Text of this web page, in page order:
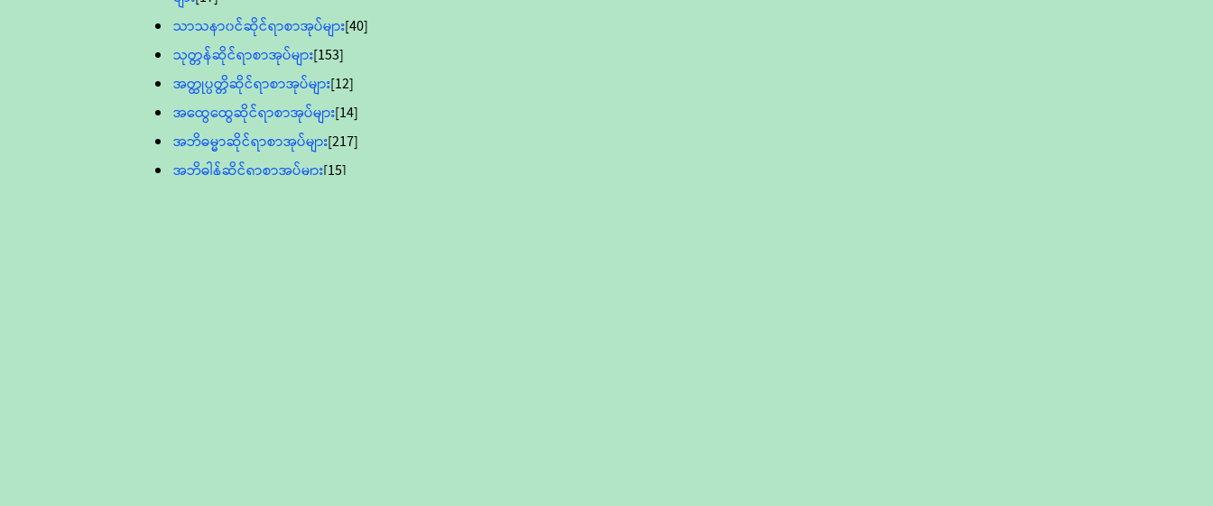
သာသနာ၀င်ဆိုင်ရာစာအုပ်များ[40]
သုတ္တန်ဆိုင်ရာစာအုပ်များ[153]
အတ္ထုပ္ပတ္တိဆိုင်ရာစာအုပ်များ[12]
အထွေထွေဆိုင်ရာစာအုပ်များ[14]
အဘိဓမ္မာဆိုင်ရာစာအုပ်များ[217]
အဘိဓါန်ဆိုင်ရာစာအုပ်များ[15]